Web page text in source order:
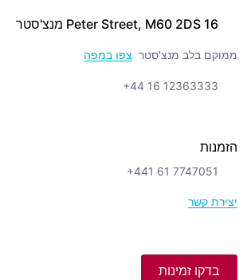
16 Peter Street, M60 2DS מנצ'סטר
ממוקם בלב מנצ'סטר צפו במפה
+44 16 12363333
הזמנות
+441 61 7747051
יצירת קשר
בדקו זמינות